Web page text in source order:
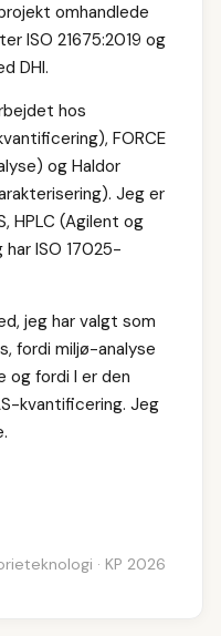
omhandlede
ISO 21675:2019 og
DHI.
hos
FORCE
og Haldor
Jeg er
HPLC (Agilent og
har ISO 17025-
jeg har valgt som
fordi miljø-analyse
og fordi I er den
kvantificering. Jeg
· KP 2026